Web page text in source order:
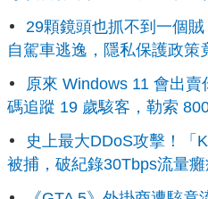
29顆鏡頭也抓不到一個
自駕車逃逸，隱私保護政策
原來 Windows 11 會出賣
碼追蹤 19 歲駭客，勒索
史上最大DDoS攻擊！「
被捕，破紀錄30Tbps流量癱